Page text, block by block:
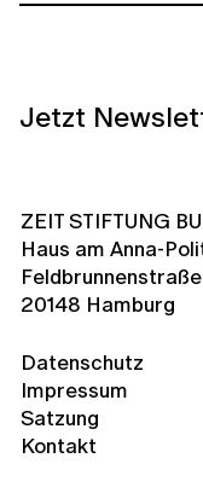
Jetzt
ZEIT STIFTUNG
Haus am Anna-
20148 Hamburg
Datenschutz
Impressum
Satzung
Kontakt